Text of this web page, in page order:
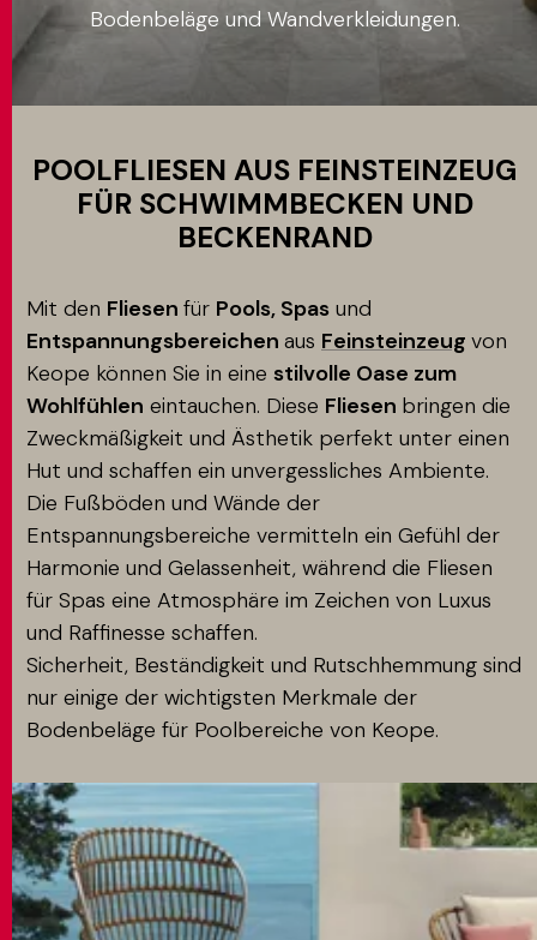
SUCHEN
RESERVIERTER BEREICH
Bodenbeläge und Wandverkleidungen.
POOLFLIESEN AUS FEINSTEINZEUG
FÜR SCHWIMMBECKEN UND
BECKENRAND
Mit den Fliesen für Pools, Spas und
Entspannungsbereichen aus Feinsteinzeug von
Keope können Sie in eine stilvolle Oase zum
Wohlfühlen eintauchen. Diese Fliesen bringen die
Zweckmäßigkeit und Ästhetik perfekt unter einen
Hut und schaffen ein unvergessliches Ambiente.
Die Fußböden und Wände der
Entspannungsbereiche vermitteln ein Gefühl der
Harmonie und Gelassenheit, während die Fliesen
für Spas eine Atmosphäre im Zeichen von Luxus
und Raffinesse schaffen.
Sicherheit, Beständigkeit und Rutschhemmung sind
nur einige der wichtigsten Merkmale der
Bodenbeläge für Poolbereiche von Keope.
Anwendung